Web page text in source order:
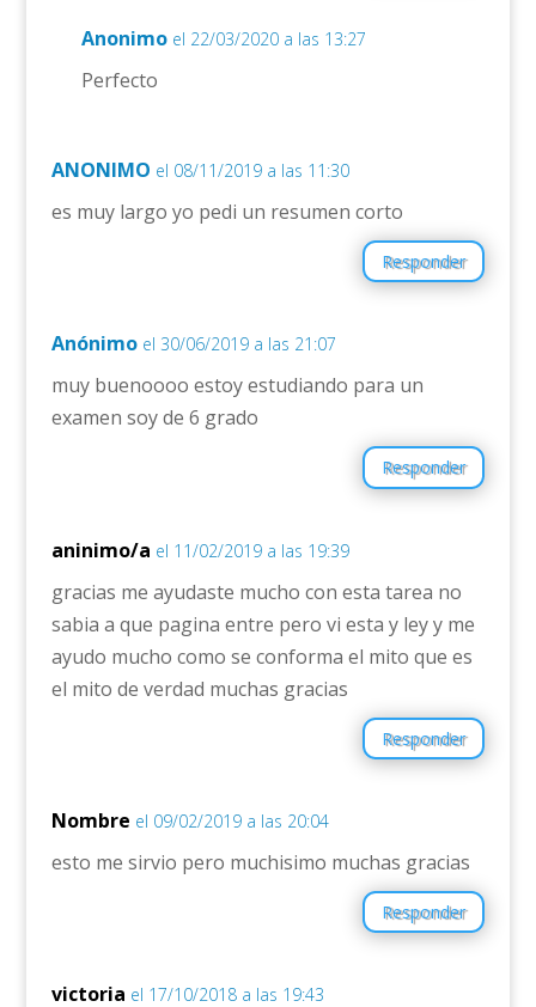
Anonimo el 22/03/2020 a las 13:27
Perfecto
ANONIMO el 08/11/2019 a las 11:30
es muy largo yo pedi un resumen corto
Responder
Anónimo el 30/06/2019 a las 21:07
muy buenoooo estoy estudiando para un
examen soy de 6 grado
Responder
aninimo/a el 11/02/2019 a las 19:39
gracias me ayudaste mucho con esta tarea no
sabia a que pagina entre pero vi esta y ley y me
ayudo mucho como se conforma el mito que es
el mito de verdad muchas gracias
Responder
Nombre el 09/02/2019 a las 20:04
esto me sirvio pero muchisimo muchas gracias
Responder
victoria el 17/10/2018 a las 19:43